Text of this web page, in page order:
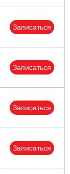
Записаться
Записаться
Записаться
Записаться